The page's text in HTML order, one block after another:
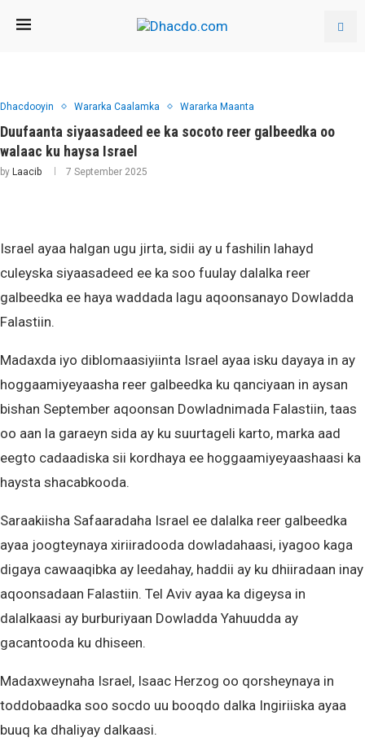
Dhacdooyin Wararka Caalamka Wararka Maanta
Duufaanta siyaasadeed ee ka socoto reer galbeedka oo
walaac ku haysa Israel
by Laacib 7 September 2025
Israel ayaa halgan ugu jirta, sidii ay u fashilin lahayd
culeyska siyaasadeed ee ka soo fuulay dalalka reer
galbeedka ee haya waddada lagu aqoonsanayo Dowladda
Falastiin.
Madaxda iyo diblomaasiyiinta Israel ayaa isku dayaya in ay
hoggaamiyeyaasha reer galbeedka ku qanciyaan in aysan
bishan September aqoonsan Dowladnimada Falastiin, taas
oo aan la garaeyn sida ay ku suurtageli karto, marka aad
eegto cadaadiska sii kordhaya ee hoggaamiyeyaashaasi ka
haysta shacabkooda.
Saraakiisha Safaaradaha Israel ee dalalka reer galbeedka
ayaa joogteynaya xiriiradooda dowladahaasi, iyagoo kaga
digaya cawaaqibka ay leedahay, haddii ay ku dhiiradaan inay
aqoonsadaan Falastiin. Tel Aviv ayaa ka digeysa in
dalalkaasi ay burburiyaan Dowladda Yahuudda ay
gacantooda ku dhiseen.
Madaxweynaha Israel, Isaac Herzog oo qorsheynaya in
toddobaadka soo socdo uu booqdo dalka Ingiriiska ayaa
buuq ka dhaliyay dalkaasi.